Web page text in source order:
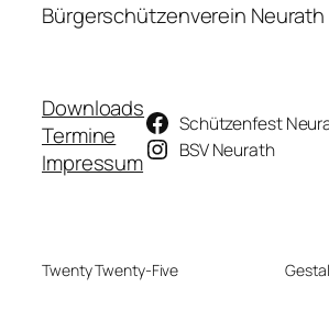
Bürgerschützenverein Neurath
Downloads
Termine
Impressum
Schützenfest
BSV Neurath
Twenty Twenty-Five